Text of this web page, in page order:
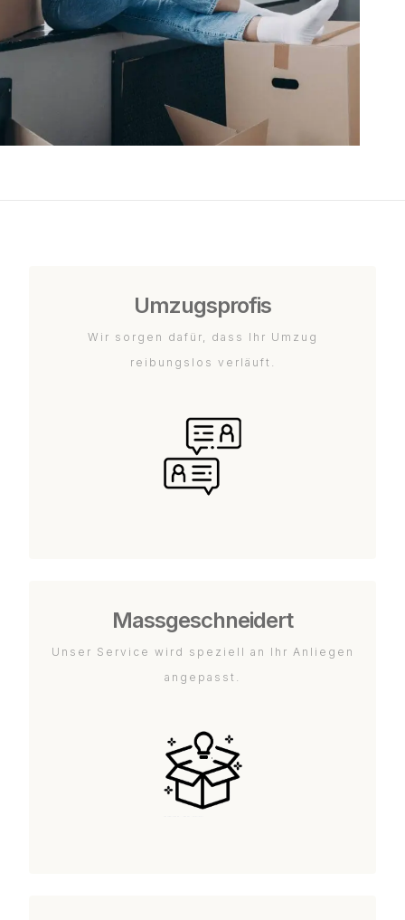
Umzugsprofis
Wir sorgen dafür, dass Ihr Umzug
reibungslos verläuft.
Massgeschneidert
Unser Service wird speziell an Ihr Anliegen
angepasst.